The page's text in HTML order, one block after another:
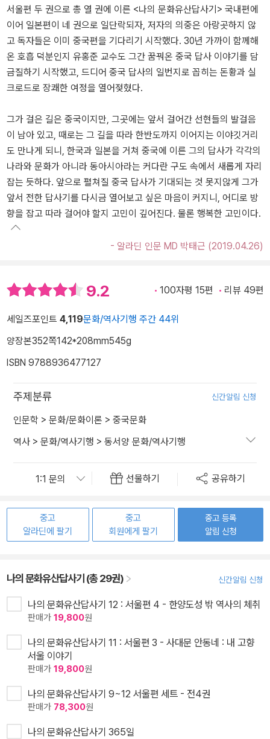
서울편 두 권으로 총 열 권에 이른 <나의 문화유산답사기> 국내편에
이어 일본편이 네 권으로 일단락되자, 저자의 의중은 아랑곳하지 않
고 독자들은 이미 중국편을 기다리기 시작했다. 30년 가까이 함께해
온 호흡 덕분인지 유홍준 교수도 그간 꿈꿔온 중국 답사 이야기를 담
금질하기 시작했고, 드디어 중국 답사의 일번지로 꼽히는 돈황과 실
크로드로 장쾌한 여정을 열어젖혔다.
그가 걸은 길은 중국이지만, 그곳에는 앞서 걸어간 선현들의 발걸음
이 남아 있고, 때로는 그 길을 따라 한반도까지 이어지는 이야깃거리
도 만나게 되니, 한국과 일본을 거쳐 중국에 이른 그의 답사가 각각의
나라와 문화가 아니라 동아시아라는 커다란 구도 속에서 새롭게 자리
잡는 듯하다. 앞으로 펼쳐질 중국 답사가 기대되는 것 못지않게 그가
앞서 전한 답사기를 다시금 열어보고 싶은 마음이 커지니, 어디로 방
향을 잡고 따라 걸어야 할지 고민이 깊어진다. 물론 행복한 고민이다.
- 알라딘 인문 MD 박태근 (2019.04.26)
9.2 100자평 15편 리뷰 49편
세일즈포인트 4,119문화/역사기행 주간 44위
양장본352쪽142*208mm545g
ISBN 9788936477127
주제분류 신간알림 신청
인문학 > 문화/문화이론 > 중국문화
역사 > 문화/역사기행 > 동서양 문화/역사기행
선물하기 공유하기
중고
알라딘에 팔기
중고
회원에게 팔기
중고 등록
알림 신청
나의 문화유산답사기 (총 29권) 신간알림 신청
나의 문화유산답사기 12 : 서울편 4 - 한양도성 밖 역사의 체취
판매가 19,800원
나의 문화유산답사기 11 : 서울편 3 - 사대문 안동네 : 내 고향
서울 이야기
판매가 19,800원
나의 문화유산답사기 9~12 서울편 세트 - 전4권
판매가 78,300원
나의 문화유산답사기 365일